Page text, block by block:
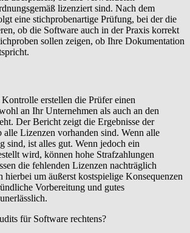
lizenziert sind. Nach dem
eine stichprobenartige Prüfung, bei der die
ob die Software auch in der Praxis korrekt
sollen zeigen, ob Ihre Dokumentation
erstellen die Prüfer einen
an Ihr Unternehmen als auch an den
Der Bericht zeigt die Ergebnisse der
Lizenzen vorhanden sind. Wenn alle
sind, ist alles gut. Wenn jedoch ein
wird, können hohe Strafzahlungen
die fehlenden Lizenzen nachträglich
hierbei um äußerst kostspielige Konsequenzen
Vorbereitung und gutes
für Software rechtens?